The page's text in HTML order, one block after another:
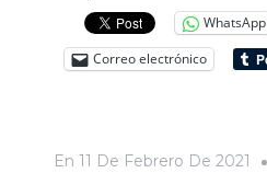
WhatsApp
Correo electrónico
En 11 De Febrero De 2021